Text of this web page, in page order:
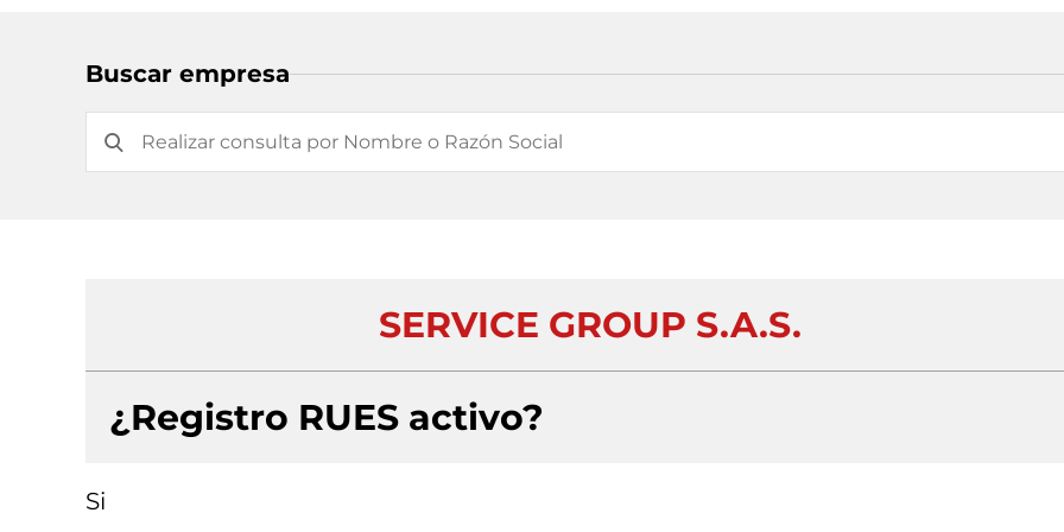
Buscar empresa
SERVICE GROUP S.A.S.
¿Registro RUES activo?
Si